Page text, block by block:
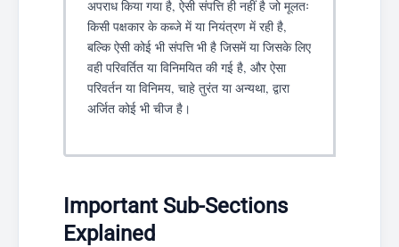
अपराध किया गया है, ऐसी संपत्ति ही नहीं है जो मूलतः
किसी पक्षकार के कब्जे में या नियंत्रण में रही है,
बल्कि ऐसी कोई भी संपत्ति भी है जिसमें या जिसके लिए
वही परिवर्तित या विनिमयित की गई है, और ऐसा
परिवर्तन या विनिमय, चाहे तुरंत या अन्यथा, द्वारा
अर्जित कोई भी चीज है।
Important Sub-Sections
Explained